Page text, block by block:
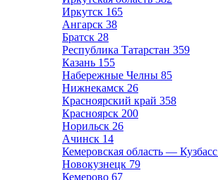
Иркутск 165
Ангарск 38
Братск 28
Республика Татарстан 359
Казань 155
Набережные Челны 85
Нижнекамск 26
Красноярский край 358
Красноярск 200
Норильск 26
Ачинск 14
Кемеровская область — Кузбасс
Новокузнецк 79
Кемерово 67